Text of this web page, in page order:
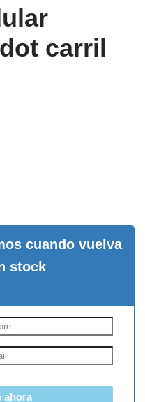
carril
cuando vuelva
stock
ahora